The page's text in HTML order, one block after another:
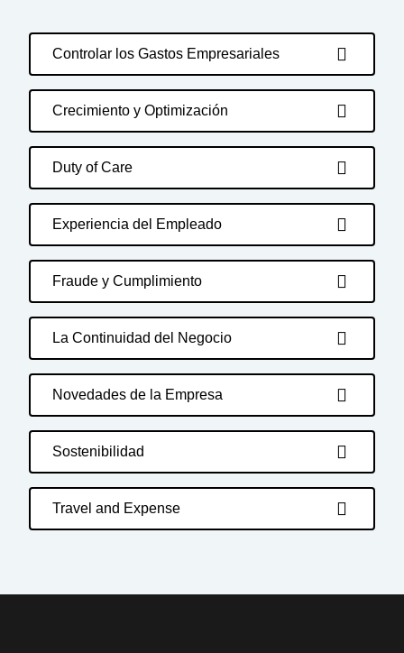
Controlar los Gastos Empresariales
Crecimiento y Optimización
Duty of Care
Experiencia del Empleado
Fraude y Cumplimiento
La Continuidad del Negocio
Novedades de la Empresa
Sostenibilidad
Travel and Expense